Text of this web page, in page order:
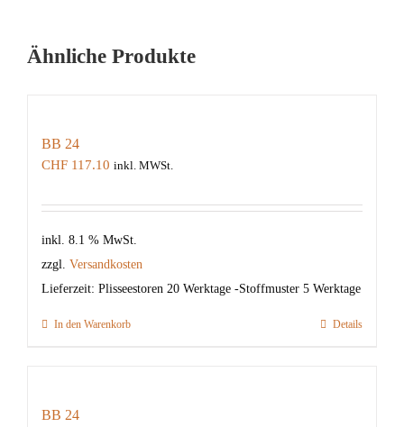
Ähnliche Produkte
BB 24
CHF 117.10 inkl. MWSt.
inkl. 8.1 % MwSt.
zzgl. Versandkosten
Lieferzeit: Plisseestoren 20 Werktage -Stoffmuster 5 Werktage
In den Warenkorb Details
BB 24